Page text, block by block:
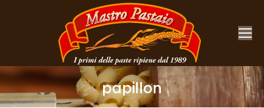
papillon
You are here: